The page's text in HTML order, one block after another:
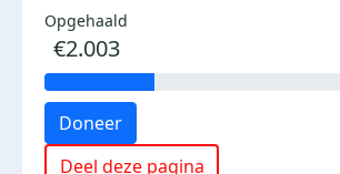
Opgehaald
€2.003
Doneer
Deel deze pagina